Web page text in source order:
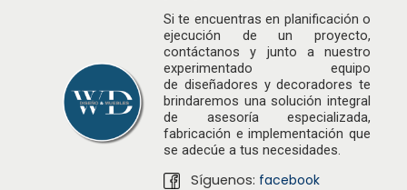
Si te encuentras en planificación o
ejecución de un proyecto,
contáctanos y junto a nuestro
experimentado equipo
de diseñadores y decoradores te
brindaremos una solución integral
de asesoría especializada,
fabricación e implementación que
se adecúe a tus necesidades.
Síguenos: facebook